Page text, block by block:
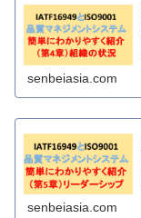
senbeiasia.com
senbeiasia.com